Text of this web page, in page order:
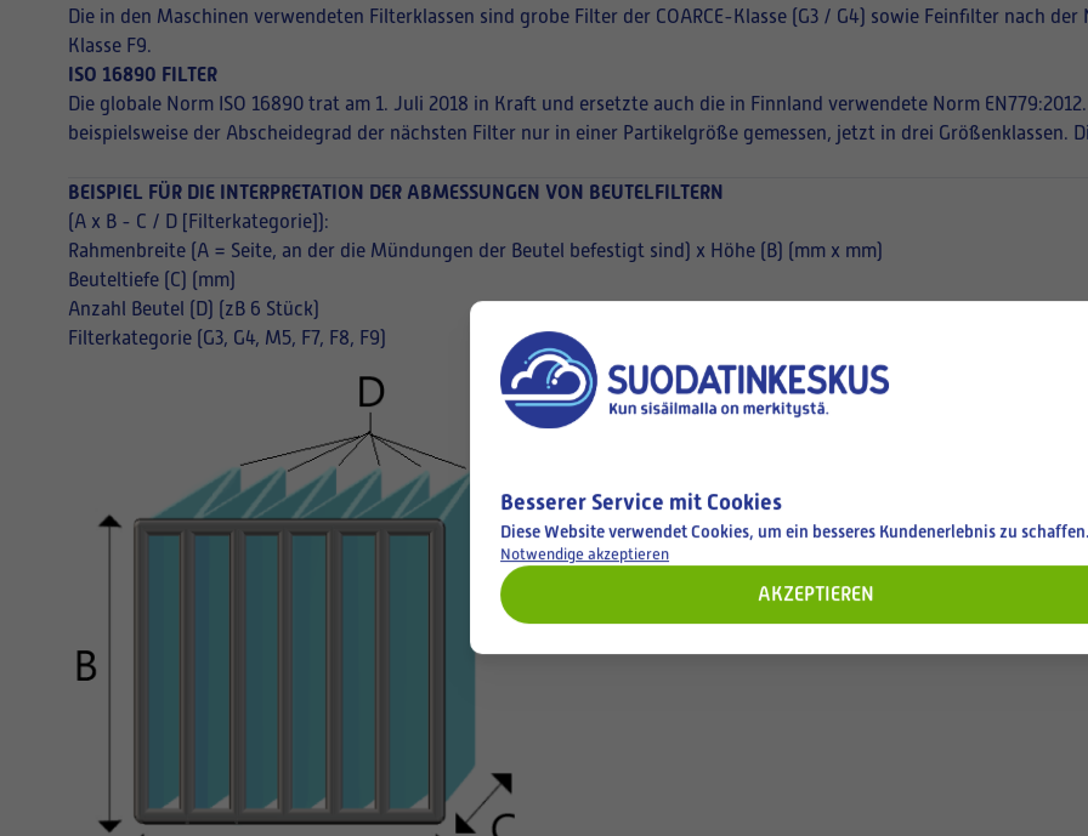
Die in den Maschinen verwendeten Filterklassen sind grobe Filter der COARCE-Klasse (G3 / G4) sowie Feinfilter nach
Klasse F9.
ISO 16890 FILTER
Die globale Norm ISO 16890 trat am 1. Juli 2018 in Kraft und ersetzte auch die in Finnland verwendete Norm
beispielsweise der Abscheidegrad der nächsten Filter nur in einer Partikelgröße gemessen, jetzt in drei Größenklassen.
BEISPIEL FÜR DIE INTERPRETATION DER ABMESSUNGEN VON BEUTELFILTERN
(A x B - C / D [Filterkategorie]):
Rahmenbreite (A = Seite, an der die Mündungen der Beutel befestigt sind) x Höhe (B) (mm x mm)
Beuteltiefe (C) (mm)
Anzahl Beutel (D) (zB 6 Stück)
Filterkategorie (G3, G4, M5, F7, F8, F9)
Besserer Service mit Cookies
Diese Website verwendet Cookies, um ein besseres Kundenerlebnis zu schaffen.
Notwendige akzeptieren
AKZEPTIEREN